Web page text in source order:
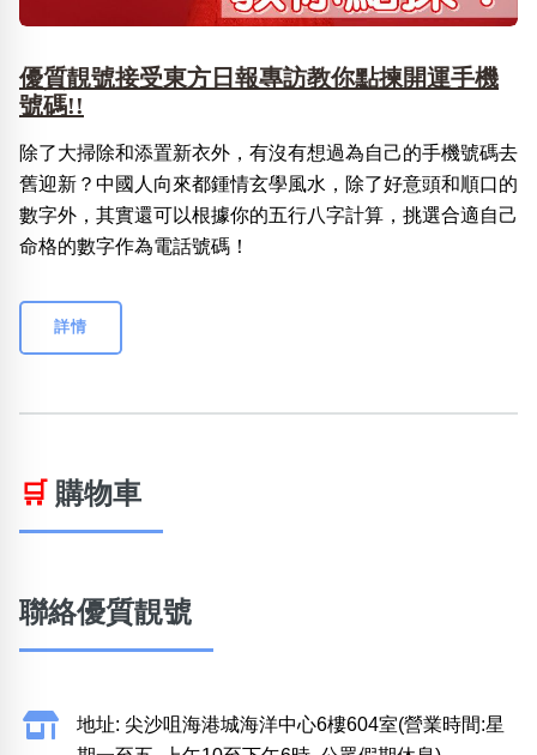
優質靚號接受東方日報專訪教你點揀開運手機
號碼!!
除了大掃除和添置新衣外，有沒有想過為自己的手機號碼去
舊迎新？中國人向來都鍾情玄學風水，除了好意頭和順口的
數字外，其實還可以根據你的五行八字計算，挑選合適自己
命格的數字作為電話號碼！
詳情
🛒 購物車
聯絡優質靚號
地址: 尖沙咀海港城海洋中心6樓604室(營業時間:星